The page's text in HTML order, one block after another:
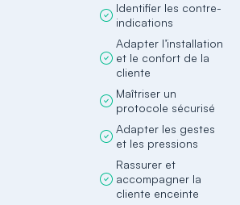
Identifier les contre-
indications
Adapter l’installation
et le confort de la
cliente
Maîtriser un
protocole sécurisé
Adapter les gestes
et les pressions
Rassurer et
accompagner la
cliente enceinte